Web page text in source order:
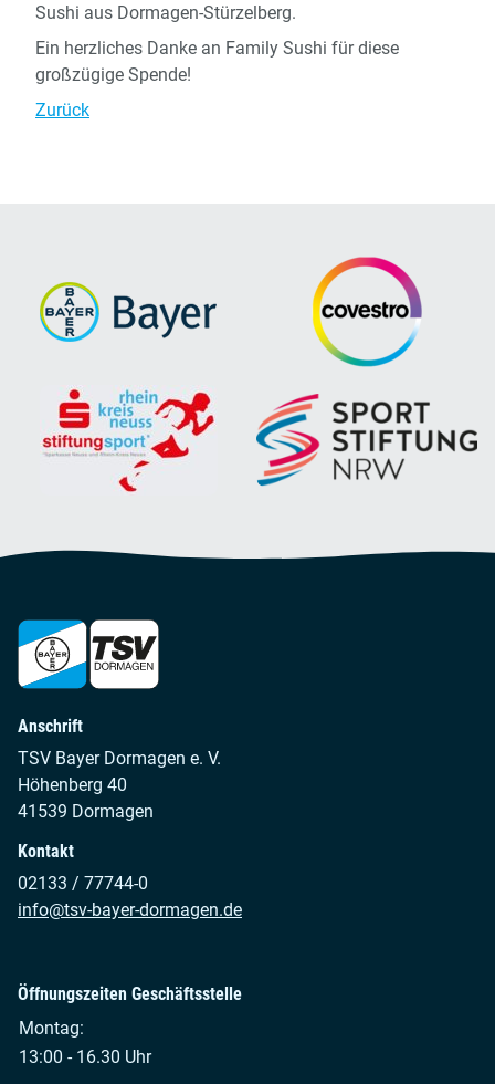
Sushi aus Dormagen-Stürzelberg.
Ein herzliches Danke an Family Sushi für diese
großzügige Spende!
Zurück
Anschrift
TSV Bayer Dormagen e. V.
Höhenberg 40
41539 Dormagen
Kontakt
02133 / 77744-0
info@tsv-bayer-dormagen.de
Öffnungszeiten Geschäftsstelle
Montag:
13:00 - 16.30 Uhr